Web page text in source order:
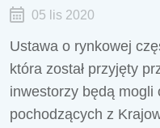
05 lis 2020
Ustawa o rynkowej
która został przyjęty
inwestorzy będą mogli
pochodzących z